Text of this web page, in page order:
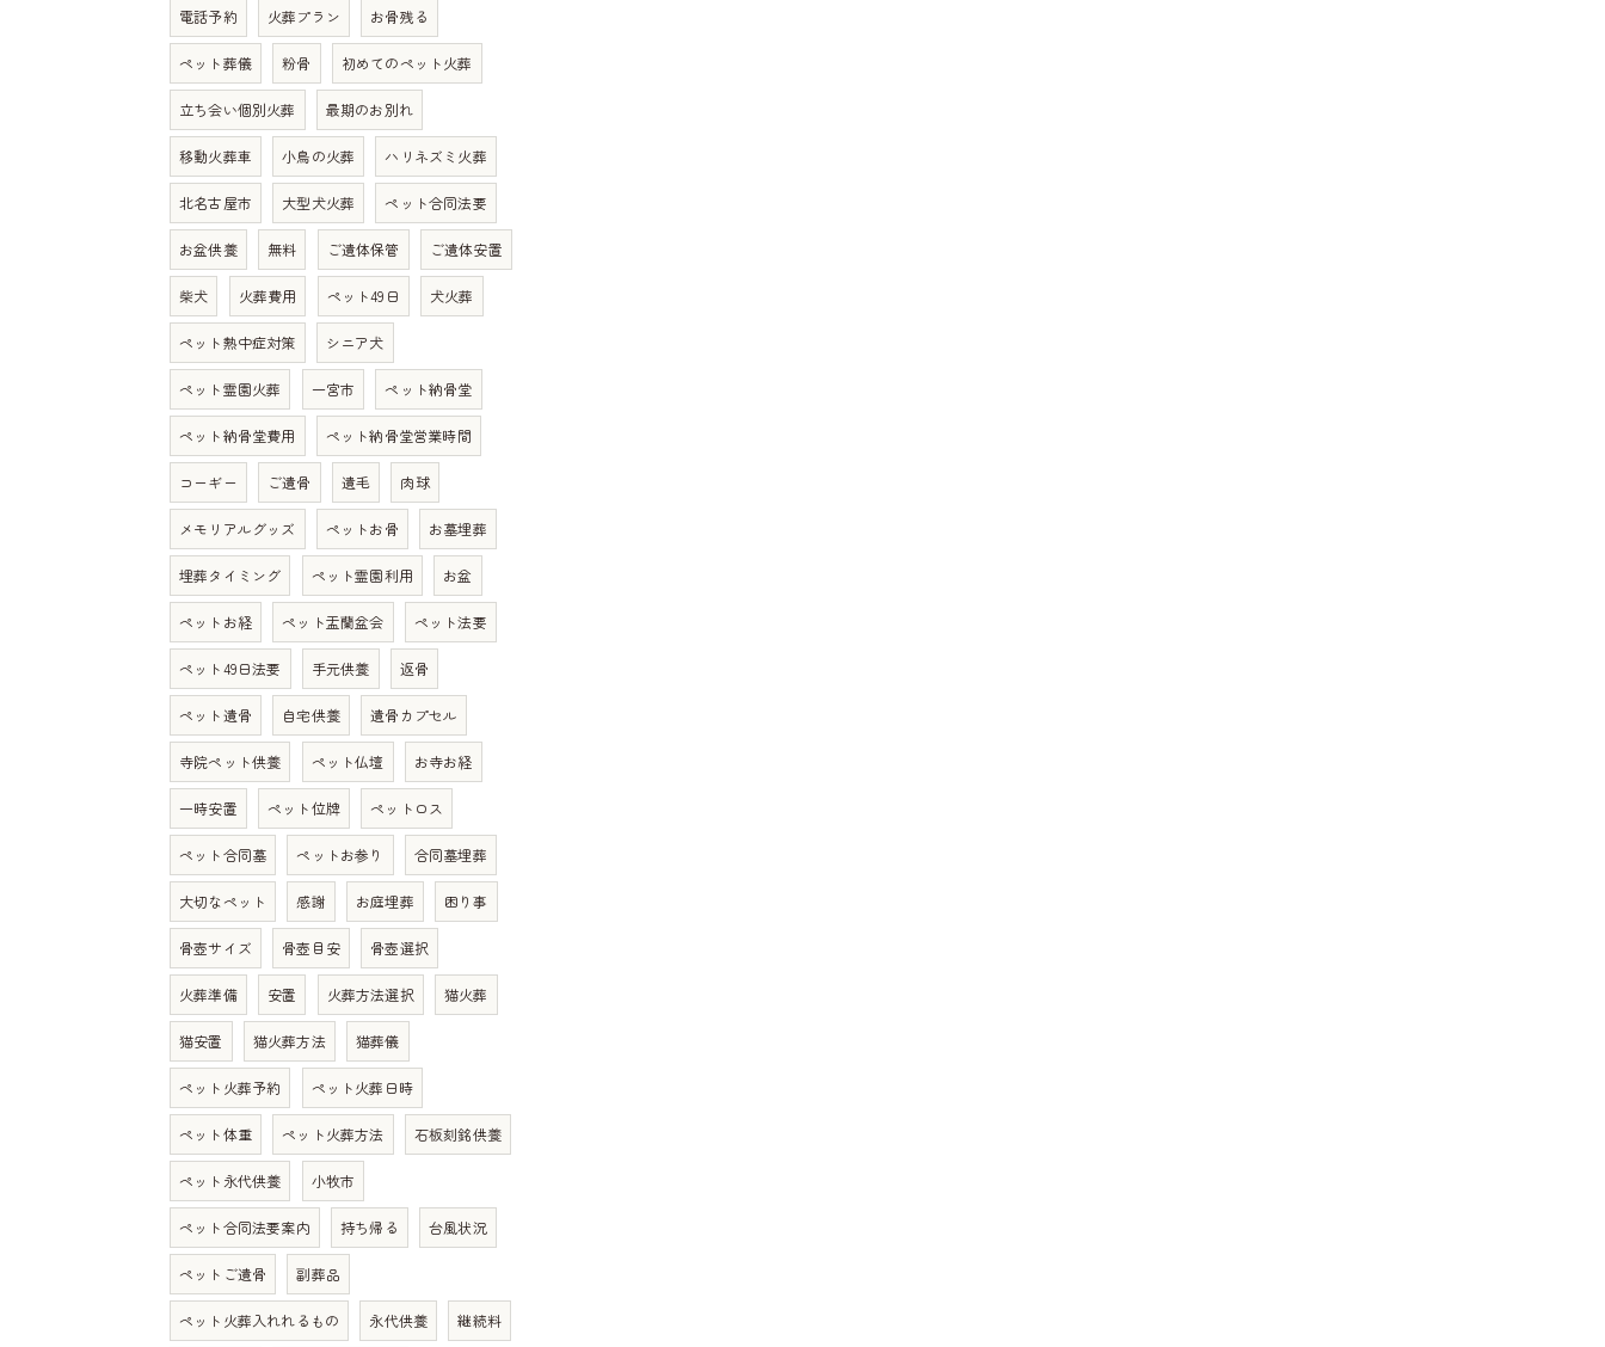
電話予約 火葬プラン お骨残る
ペット葬儀 粉骨 初めてのペット火葬
立ち会い個別火葬 最期のお別れ
移動火葬車 小鳥の火葬 ハリネズミ火葬
北名古屋市 大型犬火葬 ペット合同法要
お盆供養 無料 ご遺体保管 ご遺体安置
柴犬 火葬費用 ペット49日 犬火葬
ペット熱中症対策 シニア犬
ペット霊園火葬 一宮市 ペット納骨堂
ペット納骨堂費用 ペット納骨堂営業時間
コーギー ご遺骨 遺毛 肉球
メモリアルグッズ ペットお骨 お墓埋葬
埋葬タイミング ペット霊園利用 お盆
ペットお経 ペット盂蘭盆会 ペット法要
ペット49日法要 手元供養 返骨
ペット遺骨 自宅供養 遺骨カプセル
寺院ペット供養 ペット仏壇 お寺お経
一時安置 ペット位牌 ペットロス
ペット合同墓 ペットお参り 合同墓埋葬
大切なペット 感謝 お庭埋葬 困り事
骨壺サイズ 骨壺目安 骨壺選択
火葬準備 安置 火葬方法選択 猫火葬
猫安置 猫火葬方法 猫葬儀
ペット火葬予約 ペット火葬日時
ペット体重 ペット火葬方法 石板刻銘供養
ペット永代供養 小牧市
ペット合同法要案内 持ち帰る 台風状況
ペットご遺骨 副葬品
ペット火葬入れれるもの 永代供養 継続料